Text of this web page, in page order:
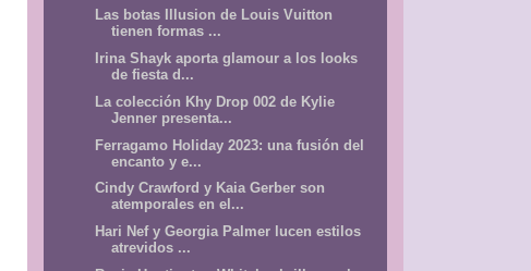
Las botas Illusion de Louis Vuitton
tienen formas ...
Irina Shayk aporta glamour a los looks
de fiesta d...
La colección Khy Drop 002 de Kylie
Jenner presenta...
Ferragamo Holiday 2023: una fusión del
encanto y e...
Cindy Crawford y Kaia Gerber son
atemporales en el...
Hari Nef y Georgia Palmer lucen estilos
atrevidos ...